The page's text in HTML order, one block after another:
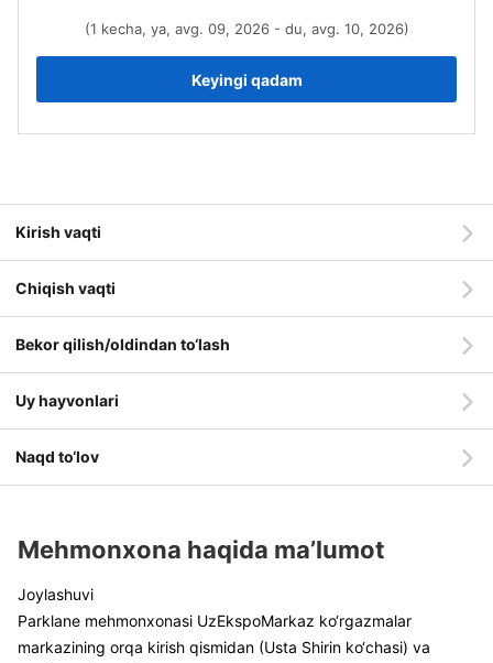
(1 kecha, ya, avg. 09, 2026 - du, avg. 10, 2026)
Keyingi qadam
Kirish vaqti
Chiqish vaqti
Bekor qilish/oldindan to‘lash
Uy hayvonlari
Naqd to‘lov
Mehmonxona haqida ma’lumot
Joylashuvi
Parklane mehmonxonasi UzEkspoMarkaz ko‘rgazmalar
markazining orqa kirish qismidan (Usta Shirin ko‘chasi) va